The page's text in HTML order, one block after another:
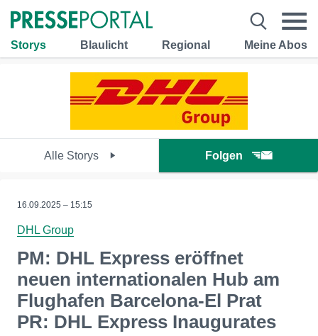
Storys Blaulicht Regional Meine Abos
Alle Storys Folgen
16.09.2025 – 15:15
DHL Group
PM: DHL Express eröffnet
neuen internationalen Hub am
Flughafen Barcelona-El Prat
PR: DHL Express Inaugurates